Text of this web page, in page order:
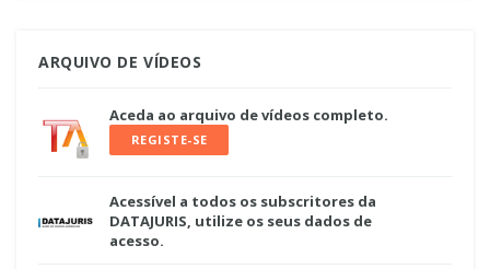
ARQUIVO DE VÍDEOS
Aceda ao arquivo de vídeos completo.
REGISTE-SE
Acessível a todos os subscritores da
DATAJURIS, utilize os seus dados de
acesso.